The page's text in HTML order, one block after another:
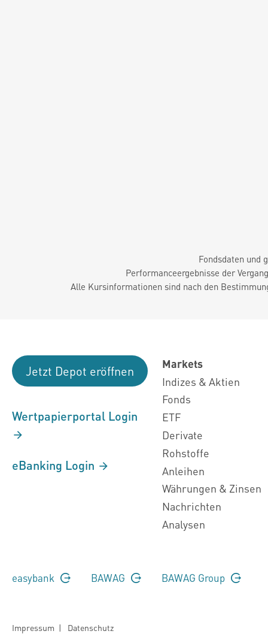
Fondsdaten und
Performanceergebnisse der
Alle Kursinformationen sind nach den
Jetzt Depot eröffnen
Wertpapierportal Login
eBanking Login
Markets
Indizes & Aktien
Fonds
ETF
Derivate
Rohstoffe
Anleihen
Währungen & Zinsen
Nachrichten
Analysen
easybank BAWAG BAWAG Group
Impressum | Datenschutz